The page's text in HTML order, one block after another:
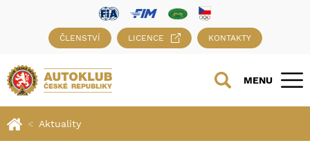
ČLENSTVÍ LICENCE KONTAKTY
MENU
Aktuality